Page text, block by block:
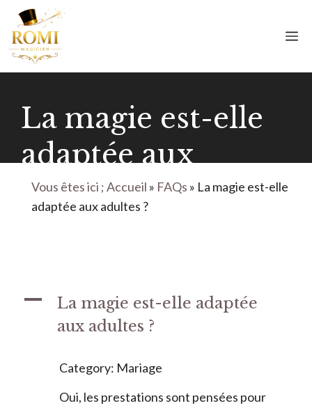
Aller
au
contenu
La magie est-elle
adaptée aux
adultes ?
Vous êtes ici ; Accueil » FAQs » La magie est-elle
adaptée aux adultes ?
A
La magie est-elle adaptée
aux adultes ?
Category: Mariage
Oui, les prestations sont pensées pour